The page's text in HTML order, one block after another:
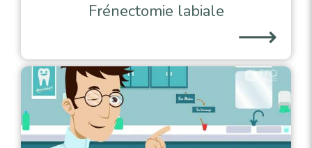
Frénectomie labiale
⟶